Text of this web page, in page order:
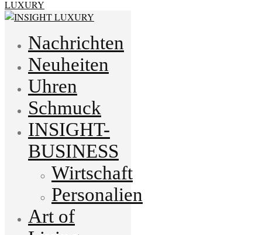
Nachrichten
Neuheiten
Uhren
Schmuck
INSIGHT-
BUSINESS
Wirtschaft
Personalien
Art of